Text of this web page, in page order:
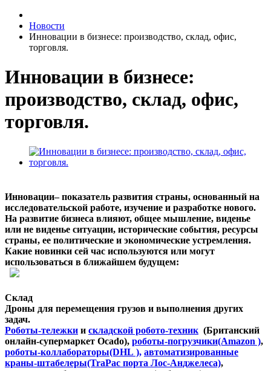
Новости
Инновации в бизнесе: производство, склад, офис,
торговля.
Инновации в бизнесе:
производство, склад, офис,
торговля.
Инновации– показатель развития страны, основанный на
исследовательской работе, изучение и разработке нового.
На развитие бизнеса влияют, общее мышление, виденье
или не виденье ситуации, исторические события, ресурсы
страны, ее политические и экономические устремления.
Какие новинки сей час используются или могут
использоваться в ближайшем будущем:
Склад
Дроны для перемещения грузов и выполнения других
задач.
Роботы-тележки и складской робото-техник(Британский
онлайн-супермаркет Ocado), роботы-погрузчики(Amazon ),
роботы-коллабораторы(DHL ), автоматизированные
краны-штабелеры(TraPac порта Лос-Анджелеса),